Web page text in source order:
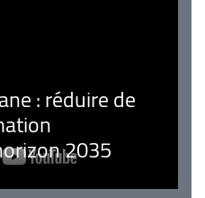
: réduire de
2035